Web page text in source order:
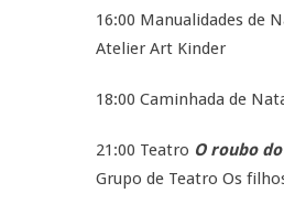
16:00 Manualidades de
Atelier Art Kinder
18:00 Caminhada de
21:00 Teatro O roubo
Grupo de Teatro Os